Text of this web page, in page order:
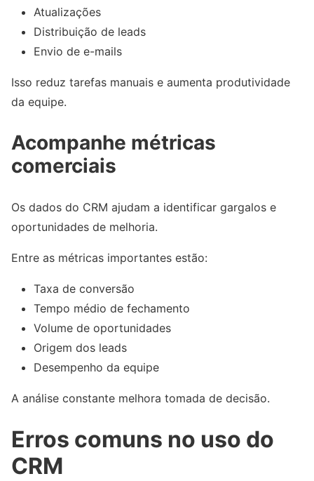
Atualizações
Distribuição de leads
Envio de e-mails
Isso reduz tarefas manuais e aumenta produtividade
da equipe.
Acompanhe métricas
comerciais
Os dados do CRM ajudam a identificar gargalos e
oportunidades de melhoria.
Entre as métricas importantes estão:
Taxa de conversão
Tempo médio de fechamento
Volume de oportunidades
Origem dos leads
Desempenho da equipe
A análise constante melhora tomada de decisão.
Erros comuns no uso do
CRM